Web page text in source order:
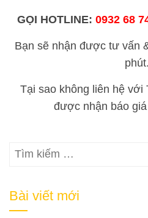
GỌI HOTLINE: 0932 68
Bạn sẽ nhận được tư vấn
phút.
Tại sao không liên hệ
được nhận báo
Tìm
Bài viết mới